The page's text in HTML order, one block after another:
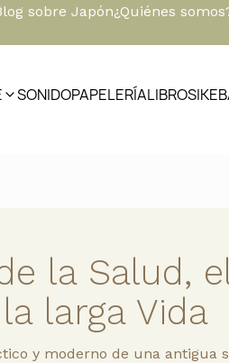
sobre Japón¿Quiénes
SONIDOPAPELERÍALIBROS
la Salud,
larga Vida
y moderno de una antigua